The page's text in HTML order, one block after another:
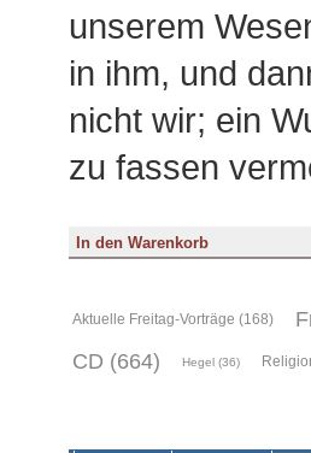
unserem
in ihm, und
nicht wir; ein
zu fassen
Aktuelle Freitag-Vorträge (168)
CD (664)
Hegel (36)